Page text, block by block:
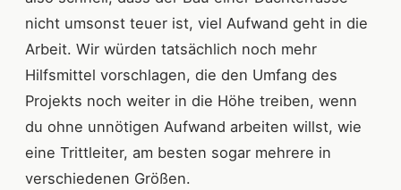
nicht umsonst teuer ist, viel Aufwand geht in die
Arbeit. Wir würden tatsächlich noch mehr
Hilfsmittel vorschlagen, die den Umfang des
Projekts noch weiter in die Höhe treiben, wenn
du ohne unnötigen Aufwand arbeiten willst, wie
eine Trittleiter, am besten sogar mehrere in
verschiedenen Größen.